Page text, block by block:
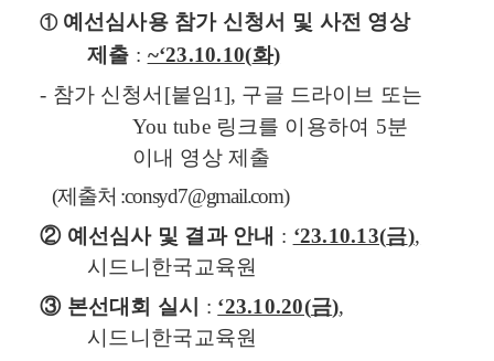
① 예선심사용 참가 신청서 및 사전 영상
제출 : ~‘23.10.10(화)
- 참가 신청서 [붙임1], 구글 드라이브 또는
You tube 링크를 이용하여 5분
이내 영상 제출
(제출처 :consyd7@gmail.com)
② 예선심사 및 결과 안내 : ‘23.10.13(금),
시드니한국교육원
③ 본선대회 실시 : ‘23.10.20(금),
시드니한국교육원